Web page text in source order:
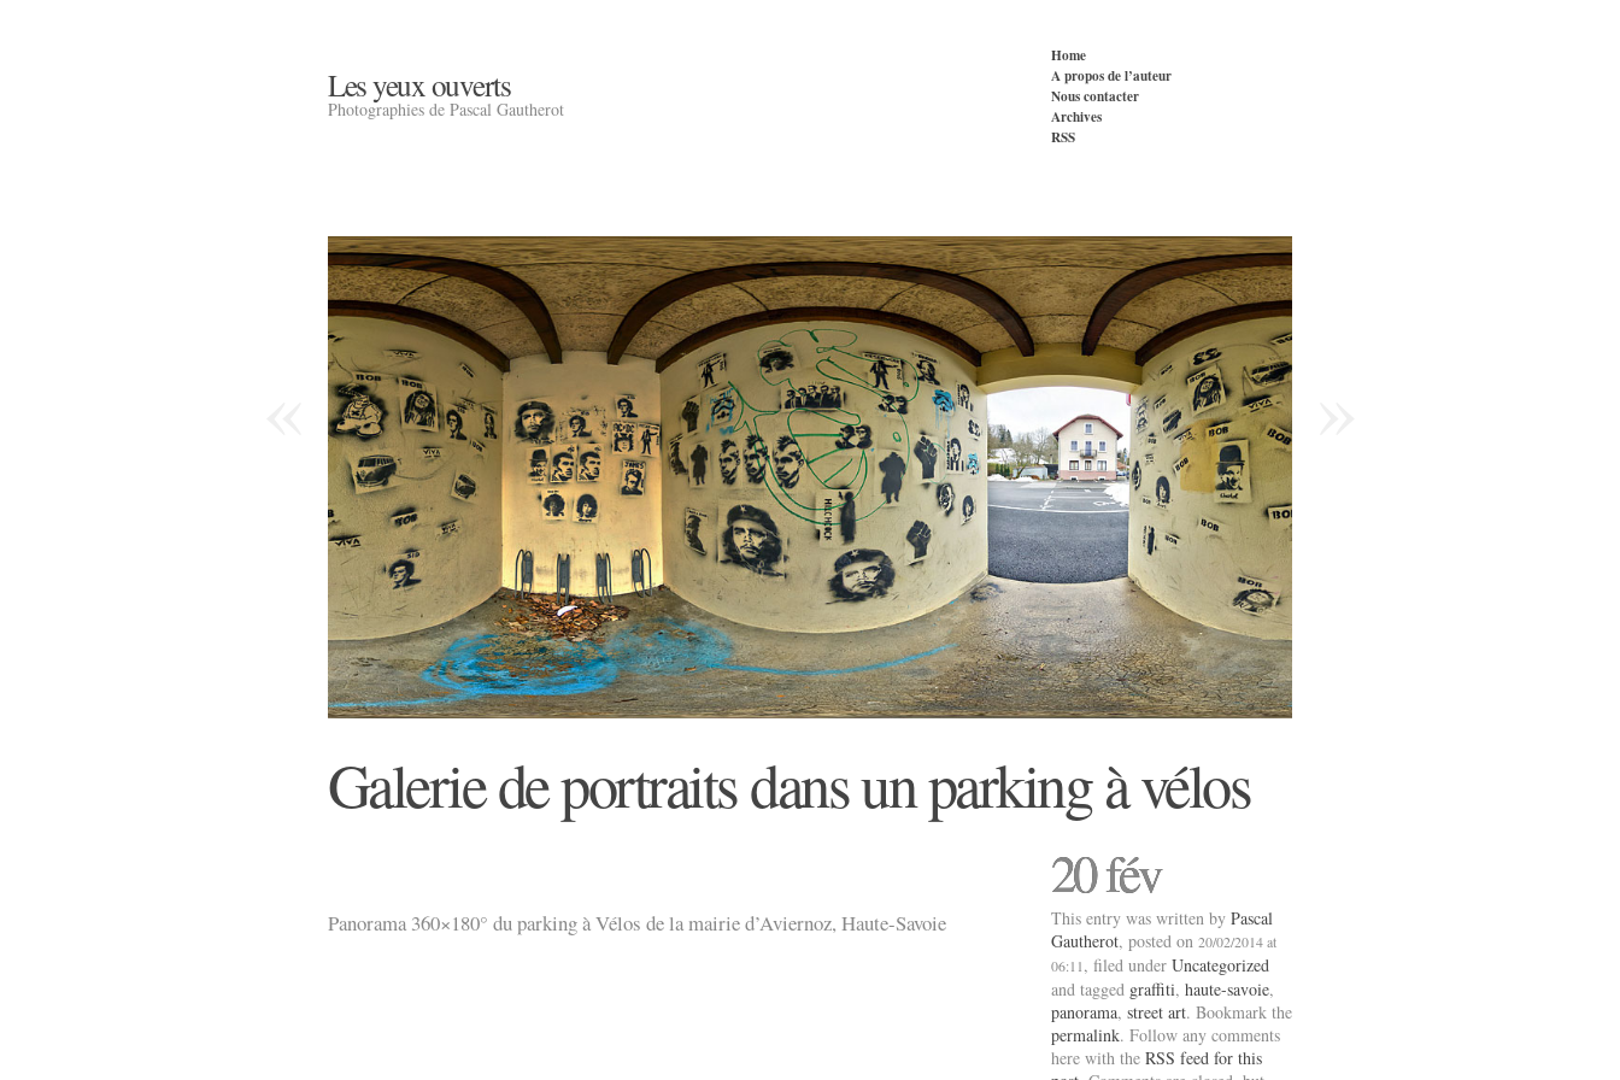
Les yeux ouverts
Photographies de Pascal Gautherot
Home
A propos de l’auteur
Nous contacter
Archives
RSS
Galerie de portraits dans un parking à vélos
Panorama 360×180° du parking à Vélos de la mairie d’Aviernoz, Haute-Savoie
20 fév
This entry was written by Pascal
Gautherot, posted on 20/02/2014 at
06:11, filed under Uncategorized
and tagged graffiti, haute-savoie,
panorama, street art. Bookmark the
permalink. Follow any comments
here with the RSS feed for this